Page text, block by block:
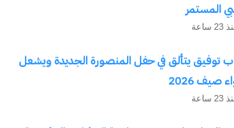
التابعة للهيئة العامة لقصور
خالد اللبان، عددًا خاصًا للأطفال
يروي أسرار الملوك
التنقيب بأسلوب مبسط، إلى جانب
الثقافة.
المستمر
ساعة
توفيق يتألق في حفل المنصورة الجديدة ويشعل
صيف 2026
ساعة